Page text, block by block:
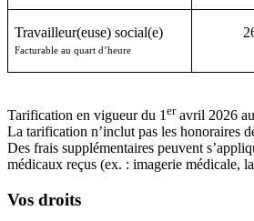
Travailleur(euse) social(e)
Facturable au quart d’heure
Tarification en vigueur du 1 eravril 2026
La tarification n’inclut pas les honoraires
Des frais supplémentaires peuvent
médicaux reçus (ex. : imagerie médicale,
Vos droits